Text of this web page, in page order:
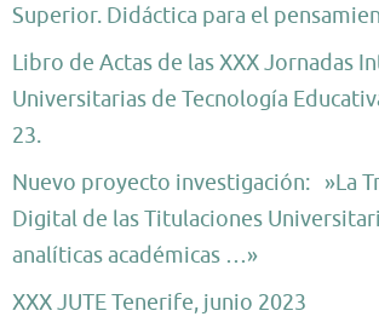
Superior. Didáctica para el
Libro de Actas de las XXX Jornadas
Universitarias de Tecnología
23.
Nuevo proyecto investigación: »La
Digital de las Titulaciones
analíticas académicas …»
XXX JUTE Tenerife, junio 2023